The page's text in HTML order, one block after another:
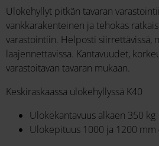
Ulokehyllyt pitkän tavaran
vankkarakenteinen ja tehokas
varastointiin. Helposti siirrettävissä,
laajennettavissa. Kantavuudet,
varastoitavan tavaran mukaan.
Keskiraskaassa ulokehyllyssä K40
Ulokekantavuus alkaen 350 kg
Ulokepituus 1000 ja 1200 mm